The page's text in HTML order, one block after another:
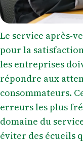
Le service après-
pour la
les entreprises
répondre aux
consommateurs.
erreurs les plus
domaine du
éviter des écueils